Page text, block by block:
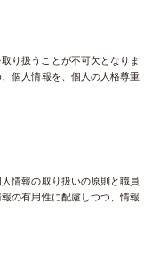
り扱うことが不可欠となりま
個人情報を、個人の人格尊重
情報の取り扱いの原則と職員
の有用性に配慮しつつ、情報